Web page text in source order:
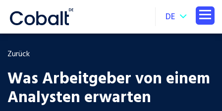
DE
Zurück
Was Arbeitgeber von einem
Analysten erwarten